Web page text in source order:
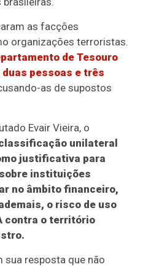
as facções
organizações terroristas.
de Tesouro
pessoas e três
as de supostos
Evair Vieira, o
unilateral
justificativa para
instituições
no âmbito financeiro,
o risco de uso
contra o território
sua resposta que não